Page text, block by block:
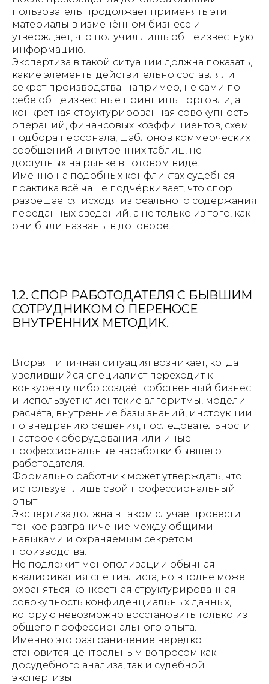
пользователь продолжает применять эти
материалы в изменённом бизнесе и
утверждает, что получил лишь общеизвестную
информацию.
Экспертиза в такой ситуации должна показать,
какие элементы действительно составляли
секрет производства: например, не сами по
себе общеизвестные принципы торговли, а
конкретная структурированная совокупность
операций, финансовых коэффициентов, схем
подбора персонала, шаблонов коммерческих
сообщений и внутренних таблиц, не
доступных на рынке в готовом виде.
Именно на подобных конфликтах судебная
практика всё чаще подчёркивает, что спор
разрешается исходя из реального содержания
переданных сведений, а не только из того, как
они были названы в договоре.
1.2. СПОР РАБОТОДАТЕЛЯ С БЫВШИМ
СОТРУДНИКОМ О ПЕРЕНОСЕ
ВНУТРЕННИХ МЕТОДИК.
Вторая типичная ситуация возникает, когда
уволившийся специалист переходит к
конкуренту либо создаёт собственный бизнес
и использует клиентские алгоритмы, модели
расчёта, внутренние базы знаний, инструкции
по внедрению решения, последовательности
настроек оборудования или иные
профессиональные наработки бывшего
работодателя.
Формально работник может утверждать, что
использует лишь свой профессиональный
опыт.
Экспертиза должна в таком случае провести
тонкое разграничение между общими
навыками и охраняемым секретом
производства.
Не подлежит монополизации обычная
квалификация специалиста, но вполне может
охраняться конкретная структурированная
совокупность конфиденциальных данных,
которую невозможно восстановить только из
общего профессионального опыта.
Именно это разграничение нередко
становится центральным вопросом как
досудебного анализа, так и судебной
экспертизы.